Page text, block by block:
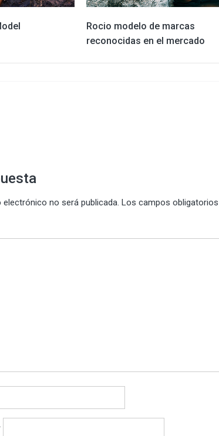
Rocio modelo de marcas
reconocidas en el mercado
no será publicada. Los campos